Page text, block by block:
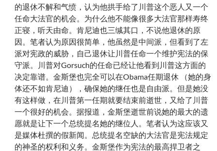
的退休不解和气愤，认为他拱手给了川普这个恶人又一个
任命大法官的机会。为什么他不能像很多大法官那样寿终
正寝，听天由命。肯尼迪也三缄其口，不说他退休的原
因。笔者认为原因很简单，他虽然是中间派，但看到了左
派对宪政的威胁，自己退休让川普任命一个维护宪法的保
守派。川普对Gorsuch的任命已经让他看到川普这方面的
决定靠谱。金斯堡也完全可以在Obama任期退休 （她的身
体还不如肯尼迪），确保她的继任也是自由派。但是她没
有这样做，在川普第一任期就要结束前逝世，又给了川普
一个很好的机会。据报道，金斯堡逝世前说她的最大的遗
愿就是让下一个总统提名她的继位人。笔者认为这应该又
是媒体杜撰的假新闻。总统提名空缺的大法官是宪法规定
的神圣的权利和义务。金斯堡作为宪法的最高捍卫者之